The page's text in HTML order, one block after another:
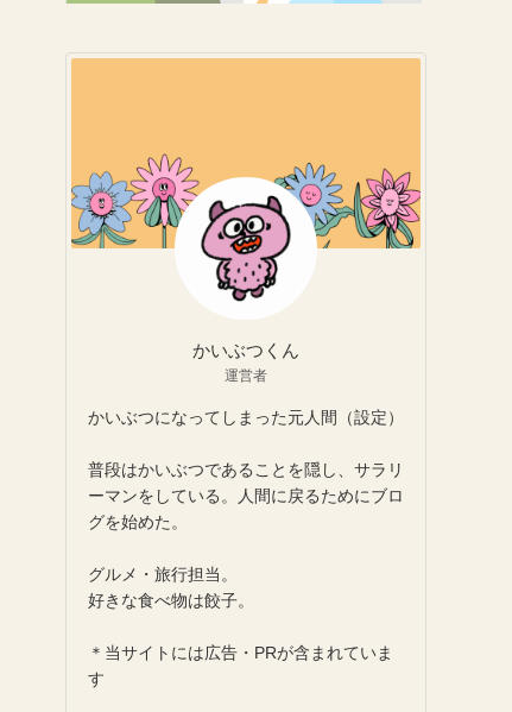
かいぶつくん
運営者
かいぶつになってしまった元人間（設定）
普段はかいぶつであることを隠し、サラリ
ーマンをしている。人間に戻るためにブロ
グを始めた。
グルメ・旅行担当。
好きな食べ物は餃子。
＊当サイトには広告・PRが含まれていま
す